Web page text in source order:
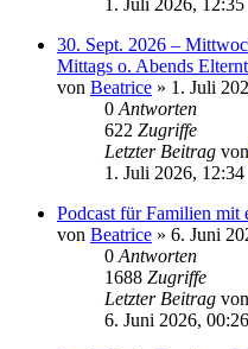
1. Juli 2026, 12:35
30. Sept. 2026 –
Mittags o. Abends
von Beatrice » 1. Juli
0 Antworten
622 Zugriffe
Letzter Beitrag von
1. Juli 2026, 12:34
Podcast für Familien mit
von Beatrice » 6. Juni
0 Antworten
1688 Zugriffe
Letzter Beitrag von
6. Juni 2026, 00:26